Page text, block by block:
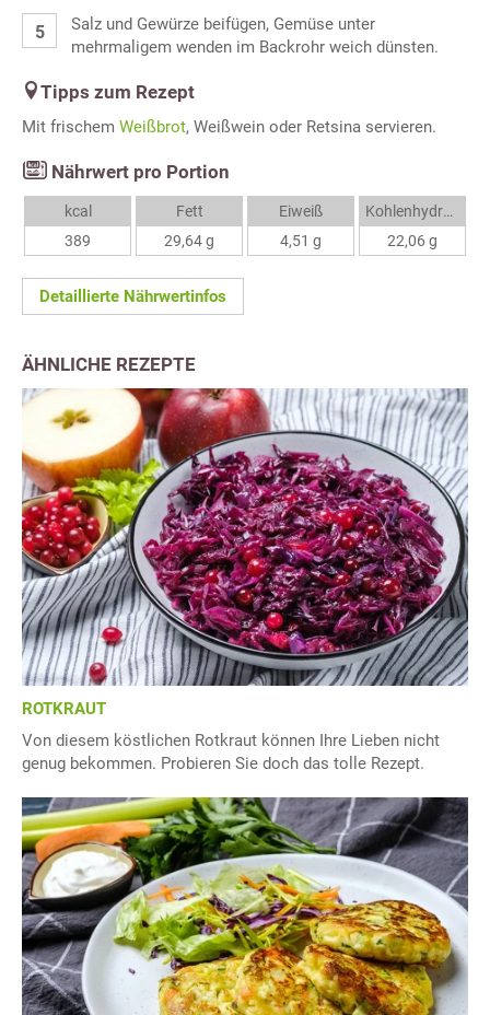
Salz und Gewürze beifügen, Gemüse unter
mehrmaligem wenden im Backrohr weich dünsten.
Tipps zum Rezept
Mit frischem Weißbrot, Weißwein oder Retsina servieren.
Nährwert pro Portion
kcal
389
Fett
29,64 g
Eiweiß
4,51 g
Kohlenhydrate
22,06 g
Detaillierte Nährwertinfos
ÄHNLICHE REZEPTE
ROTKRAUT
Von diesem köstlichen Rotkraut können Ihre Lieben nicht
genug bekommen. Probieren Sie doch das tolle Rezept.